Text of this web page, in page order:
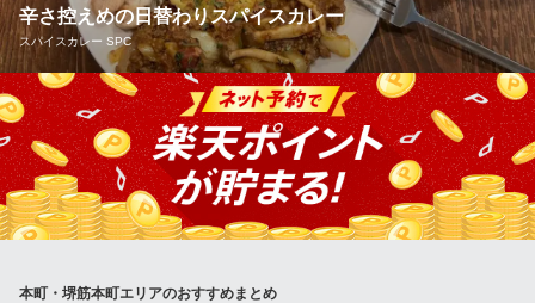
肉が旨いカフェ NICK STOCK 本町通店
本町ステーキ熟成肉宴会
大阪メトロ堺筋線堺筋本町駅 徒歩3分
大阪府大阪市中央区本町2-6-10 本町センタービル1F
辛さ控えめの日替わりスパイスカレー
スパイスカレー SPC
当店の本格カレーは辛さ控えめで辛味が苦手な方にもおすすめで
す！店主こだわりのカレーは日替わりで提供！何度来ても楽しめ
ます◎
スパイスカレー SPC
大阪府大阪市中央区久太郎町4-1-3 大阪センタービルB1
本町・堺筋本町エリアのおすすめまとめ